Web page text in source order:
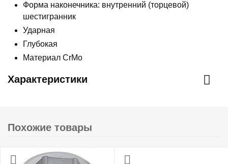
Форма наконечника: внутренний (торцевой)
шестигранник
Ударная
Глубокая
Материал CrMo
Характеристики
Похожие товары